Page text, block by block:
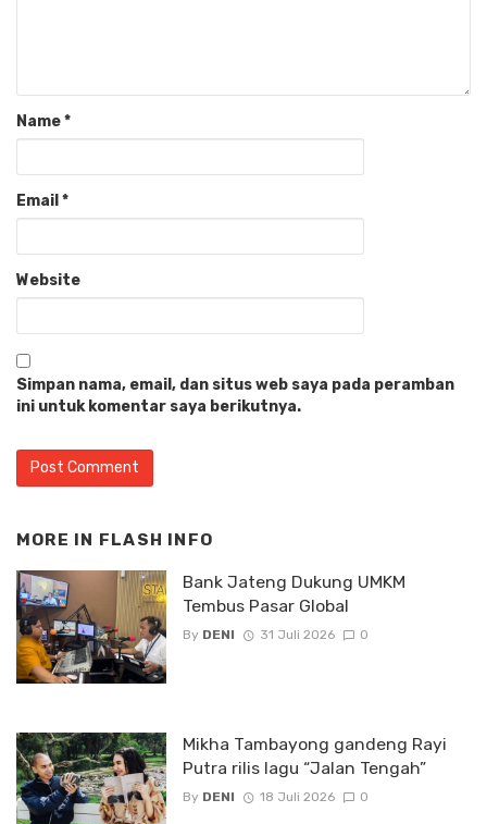
Name*
Email *
Website
Simpan nama, email, dan situs web saya pada peramban
ini untuk komentar saya berikutnya.
MORE IN FLASH INFO
Bank Jateng Dukung UMKM
Tembus Pasar Global
By DENI 31 Juli 2026 0
Mikha Tambayong gandeng Rayi
Putra rilis lagu “Jalan Tengah”
By DENI 18 Juli 2026 0